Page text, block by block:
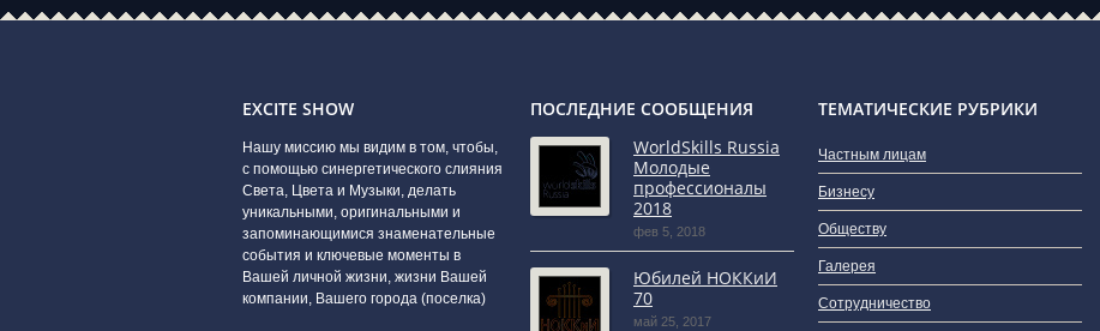
EXCITE SHOW
Нашу миссию мы видим в том, чтобы,
с помощью синергетического слияния
Света, Цвета и Музыки, делать
уникальными, оригинальными и
запоминающимися знаменательные
события и ключевые моменты в
Вашей личной жизни, жизни Вашей
компании, Вашего города (поселка)
ПОСЛЕДНИЕ СООБЩЕНИЯ
WorldSkills Russia
Молодые
профессионалы
2018
фев 5, 2018
Юбилей НОККиИ
70
май 25, 2017
ТЕМАТИЧЕСКИЕ РУБРИКИ
Частным лицам
Бизнесу
Обществу
Галерея
Сотрудничество